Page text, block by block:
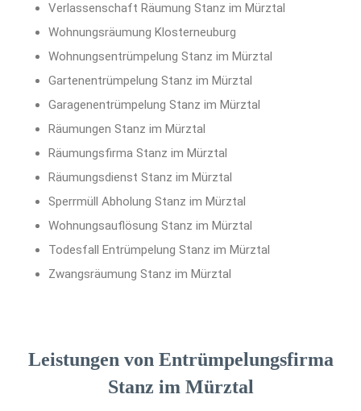
Verlassenschaft Räumung Stanz im Mürztal
Wohnungsräumung Klosterneuburg
Wohnungsentrümpelung Stanz im Mürztal
Gartenentrümpelung Stanz im Mürztal
Garagenentrümpelung Stanz im Mürztal
Räumungen Stanz im Mürztal
Räumungsfirma Stanz im Mürztal
Räumungsdienst Stanz im Mürztal
Sperrmüll Abholung Stanz im Mürztal
Wohnungsauflösung Stanz im Mürztal
Todesfall Entrümpelung Stanz im Mürztal
Zwangsräumung Stanz im Mürztal
Leistungen von Entrümpelungsfirma
Stanz im Mürztal